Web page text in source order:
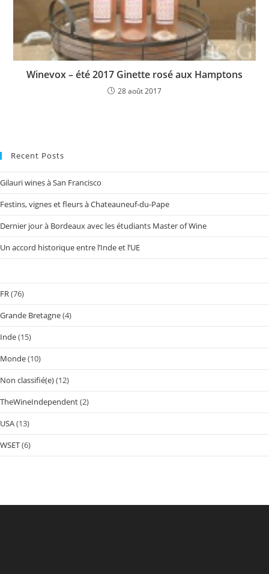
Winevox – été 2017 Ginette rosé aux Hamptons
28 août 2017
Recent Posts
Gilauri wines à San Francisco
Festins, vignes et fleurs à Chateauneuf-du-Pape
Dernier jour à Bordeaux avec les étudiants Master of Wine
Un accord historique entre l’Inde et l’UE
FR(76)
Grande Bretagne(4)
Inde(15)
Monde(10)
Non classifié(e)(12)
TheWineIndependent(2)
USA(13)
WSET(6)